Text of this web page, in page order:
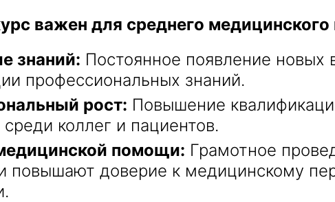
важен для среднего медицинского
знаний: Постоянное появление новых
профессиональных знаний.
рост: Повышение
среди коллег и пациентов.
помощи: Грамотное
повышают доверие к медицинскому
Даю согласие на
Получить
Даю согласие на